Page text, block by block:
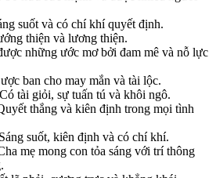
suốt và có chí khí quyết định.
thiện và lương thiện.
những ước mơ bởi đam mê và nỗ lực
ban cho may mắn và tài lộc.
tài giỏi, sự tuấn tú và khôi ngô.
thắng và kiên định trong mọi tình
suốt, kiên định và có chí khí.
mẹ mong con tỏa sáng với trí thông